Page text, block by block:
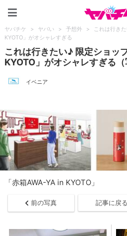
ヤバチケ > ヤバい > 予想外 >
これは行き
KYOTO」がオシャレすぎる
これは行きたい♪ 限定ショッ
KYOTO」がオシャレすぎる（
イベニア
「赤箱AWA-YA in KYOTO」
前の写真 記事に戻る